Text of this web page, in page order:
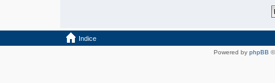
Indice
Powered by phpBB